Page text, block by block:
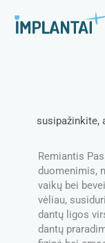
content
susipažinkite,
Remiantis
duomenimis,
vaikų bei
vėliau,
dantų ligos
dantų